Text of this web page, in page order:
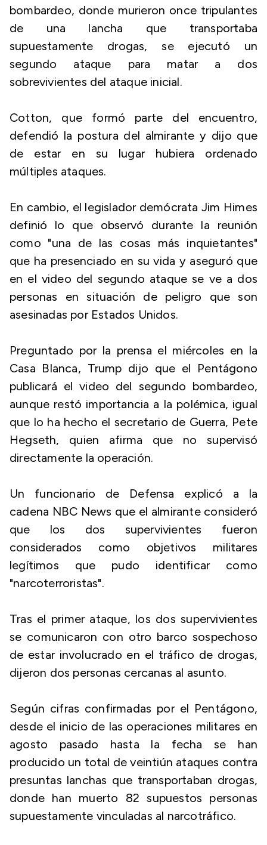
bombardeo, donde murieron once tripulantes
de una lancha que transportaba
supuestamente drogas, se ejecutó un
segundo ataque para matar a dos
sobrevivientes del ataque inicial.
Cotton, que formó parte del encuentro,
defendió la postura del almirante y dijo que
de estar en su lugar hubiera ordenado
múltiples ataques.
En cambio, el legislador demócrata Jim Himes
definió lo que observó durante la reunión
como "una de las cosas más inquietantes"
que ha presenciado en su vida y aseguró que
en el video del segundo ataque se ve a dos
personas en situación de peligro que son
asesinadas por Estados Unidos.
Preguntado por la prensa el miércoles en la
Casa Blanca, Trump dijo que el Pentágono
publicará el video del segundo bombardeo,
aunque restó importancia a la polémica, igual
que lo ha hecho el secretario de Guerra, Pete
Hegseth, quien afirma que no supervisó
directamente la operación.
Un funcionario de Defensa explicó a la
cadena NBC News que el almirante consideró
que los dos supervivientes fueron
considerados como objetivos militares
legítimos que pudo identificar como
"narcoterroristas".
Tras el primer ataque, los dos supervivientes
se comunicaron con otro barco sospechoso
de estar involucrado en el tráfico de drogas,
dijeron dos personas cercanas al asunto.
Según cifras confirmadas por el Pentágono,
desde el inicio de las operaciones militares en
agosto pasado hasta la fecha se han
producido un total de veintiún ataques contra
presuntas lanchas que transportaban drogas,
donde han muerto 82 supuestos personas
supuestamente vinculadas al narcotráfico.